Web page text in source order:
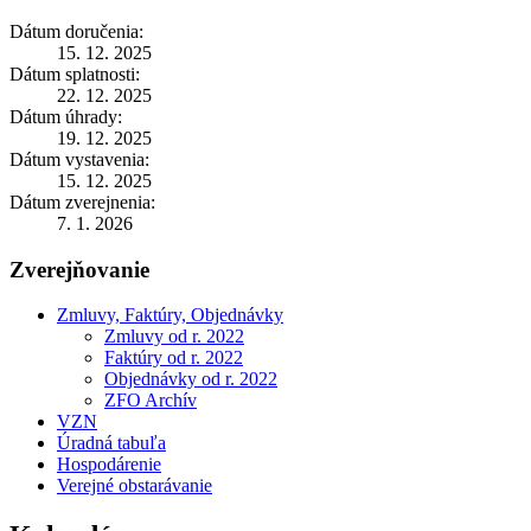
Dátum doručenia:
15. 12. 2025
Dátum splatnosti:
22. 12. 2025
Dátum úhrady:
19. 12. 2025
Dátum vystavenia:
15. 12. 2025
Dátum zverejnenia:
7. 1. 2026
Zverejňovanie
Zmluvy, Faktúry, Objednávky
Zmluvy od r. 2022
Faktúry od r. 2022
Objednávky od r. 2022
ZFO Archív
VZN
Úradná tabuľa
Hospodárenie
Verejné obstarávanie